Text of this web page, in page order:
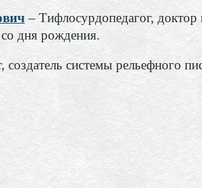
– Тифлосурдопедагог, доктор
дня рождения.
системы рельефного